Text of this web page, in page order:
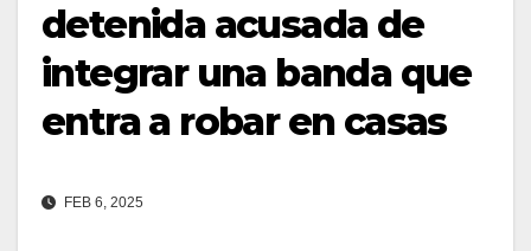
detenida acusada de
integrar una banda que
entra a robar en casas
FEB 6, 2025